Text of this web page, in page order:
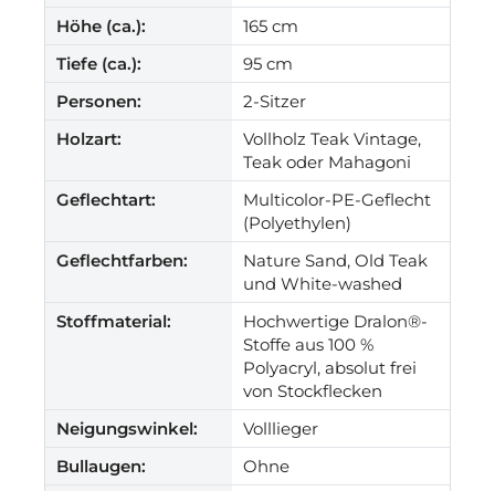
Höhe (ca.):
165 cm
Tiefe (ca.):
95 cm
Personen:
2-Sitzer
Holzart:
Vollholz Teak Vintage,
Teak oder Mahagoni
Geflechtart:
Multicolor-PE-Geflecht
(Polyethylen)
Geflechtfarben:
Nature Sand, Old Teak
und White-washed
Stoffmaterial:
Hochwertige Dralon®-
Stoffe aus 100 %
Polyacryl, absolut frei
von Stockflecken
Neigungswinkel:
Volllieger
Bullaugen:
Ohne